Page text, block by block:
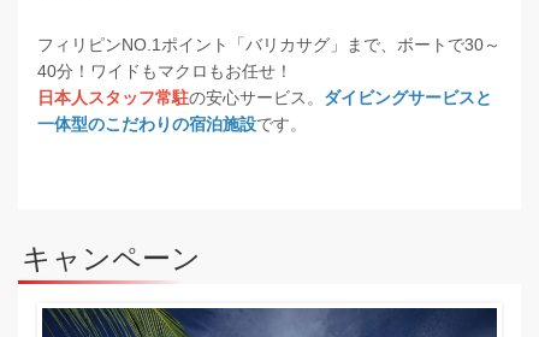
フィリピンNO.1ポイント「バリカサグ」まで、ボートで30～
40分！ワイドもマクロもお任せ！
日本人スタッフ常駐の安心サービス。 ダイビングサービスと
一体型のこだわりの宿泊施設です。
キャンペーン